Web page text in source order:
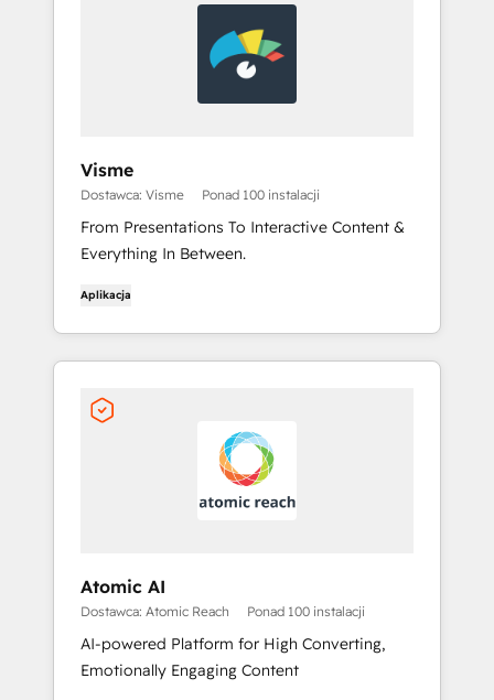
Visme
Dostawca: Visme Ponad 100 instalacji
From Presentations To Interactive Content &
Everything In Between.
Aplikacja
Atomic AI
Dostawca: Atomic Reach Ponad 100 instalacji
AI-powered Platform for High Converting,
Emotionally Engaging Content